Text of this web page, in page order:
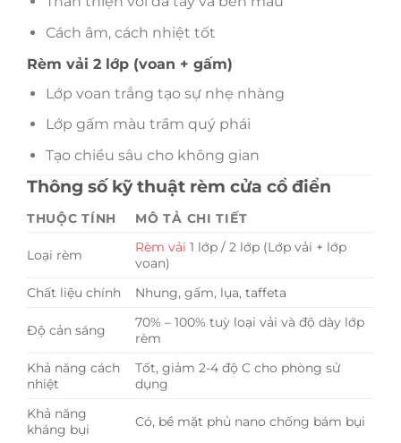
Cách âm, cách nhiệt tốt
Rèm vải 2 lớp (voan + gấm)
Lớp voan trắng tạo sự nhẹ nhàng
Lớp gấm màu trầm quý phái
Tạo chiều sâu cho không gian
Thông số kỹ thuật rèm cửa cổ điển
THUỘC TÍNH MÔ TẢ CHI TIẾT
Loại rèm Rèm vải 1 lớp / 2 lớp (Lớp vải + lớp
voan)
Chất liệu chính
Nhung, gấm, lụa, taffeta
Độ cản sáng
70% – 100% tuỳ loại vải và độ dày lớp
rèm
Khả năng cách
nhiệt
Tốt, giảm 2-4 độ C cho phòng sử
dụng
Khả năng
kháng bụi
Có, bề mặt phủ nano chống bám bụi